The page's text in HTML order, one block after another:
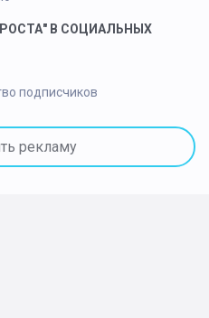
РОСТА" В СОЦИАЛЬНЫХ
подписчиков
рекламу